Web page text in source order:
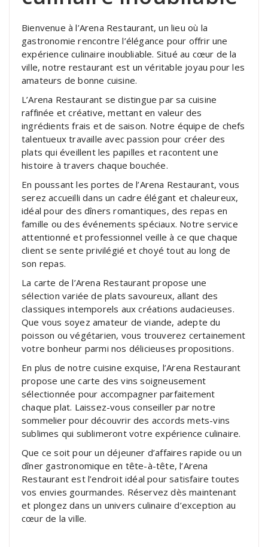
Bienvenue à l’Arena Restaurant, un lieu où la
gastronomie rencontre l’élégance pour offrir une
expérience culinaire inoubliable. Situé au cœur de la
ville, notre restaurant est un véritable joyau pour les
amateurs de bonne cuisine.
L’Arena Restaurant se distingue par sa cuisine
raffinée et créative, mettant en valeur des
ingrédients frais et de saison. Notre équipe de chefs
talentueux travaille avec passion pour créer des
plats qui éveillent les papilles et racontent une
histoire à travers chaque bouchée.
En poussant les portes de l’Arena Restaurant, vous
serez accueilli dans un cadre élégant et chaleureux,
idéal pour des dîners romantiques, des repas en
famille ou des événements spéciaux. Notre service
attentionné et professionnel veille à ce que chaque
client se sente privilégié et choyé tout au long de
son repas.
La carte de l’Arena Restaurant propose une
sélection variée de plats savoureux, allant des
classiques intemporels aux créations audacieuses.
Que vous soyez amateur de viande, adepte du
poisson ou végétarien, vous trouverez certainement
votre bonheur parmi nos délicieuses propositions.
En plus de notre cuisine exquise, l’Arena Restaurant
propose une carte des vins soigneusement
sélectionnée pour accompagner parfaitement
chaque plat. Laissez-vous conseiller par notre
sommelier pour découvrir des accords mets-vins
sublimes qui sublimeront votre expérience culinaire.
Que ce soit pour un déjeuner d’affaires rapide ou un
dîner gastronomique en tête-à-tête, l’Arena
Restaurant est l’endroit idéal pour satisfaire toutes
vos envies gourmandes. Réservez dès maintenant
et plongez dans un univers culinaire d’exception au
cœur de la ville.